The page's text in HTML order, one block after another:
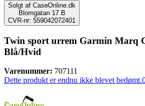
Solgt af CaseOnline.dk
Blomgatan 17 B
CVR-nr: 559042072401
Twin sport urrem Garmin Marq
Blå/Hvid
Varenummer: 707111
Dette produkt er endnu ikke blevet bedømt.